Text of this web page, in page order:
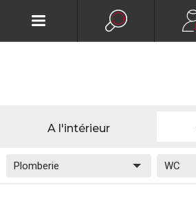
A l'intérieur